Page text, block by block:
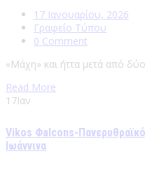
17 Ιανουαρίου, 2026
Γραφείο Τύπου
0 Comment
«Μάχη» και ήττα μετά από
Read More
17Ιαν
Vikos Φalcons-
Ιωάννινα